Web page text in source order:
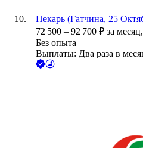
Пекарь (Гатчина, 25
72 500 – 92 700 ₽ за месяц,
Без опыта
Выплаты: Два раза в